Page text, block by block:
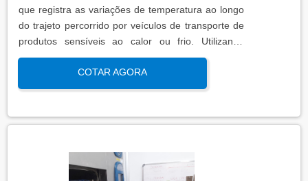
que registra as variações de temperatura ao longo
do trajeto percorrido por veículos de transporte de
produtos sensíveis ao calor ou frio. Utilizando
sensores calibrados e registradores de dados, essa
análise garante que os padrões térmicos estejam
dentro das faixas exigidas por normas regulatórias,
transportado.
COTAR AGORA